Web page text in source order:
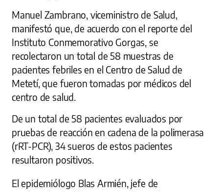
Manuel Zambrano, viceministro de Salud,
manifestó que, de acuerdo con el reporte del
Instituto Conmemorativo Gorgas, se
recolectaron un total de 58 muestras de
pacientes febriles en el Centro de Salud de
Metetí, que fueron tomadas por médicos del
centro de salud.
De un total de 58 pacientes evaluados por
pruebas de reacción en cadena de la polimerasa
(rRT-PCR), 34 sueros de estos pacientes
resultaron positivos.
El epidemiólogo Blas Armién, jefe de